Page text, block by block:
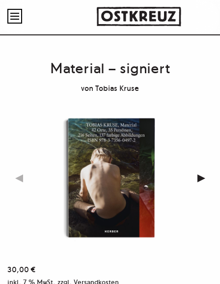

Material – signiert
von Tobias Kruse
30,00€
inkl. 7 % MwSt. zzgl. Versandkosten